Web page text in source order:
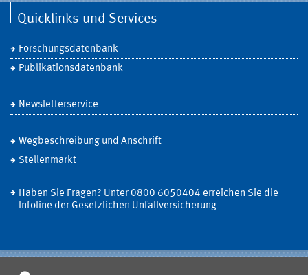
Quicklinks und Services
Forschungsdatenbank
Publikationsdatenbank
Newsletterservice
Wegbeschreibung und Anschrift
Stellenmarkt
Haben Sie Fragen? Unter 0800 6050404 erreichen Sie die
Infoline der Gesetzlichen Unfallversicherung